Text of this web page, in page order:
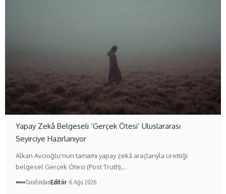
Yapay Zekâ Belgeseli ‘Gerçek Ötesi’ Uluslararası
Seyirciye Hazırlanıyor
Alkan Avcıoğlu'nun tamamı yapay zekâ araçlarıyla ürettiği
belgesel Gerçek Ötesi (Post Truth),…
TarafındanEditör 6 Ağu 2026